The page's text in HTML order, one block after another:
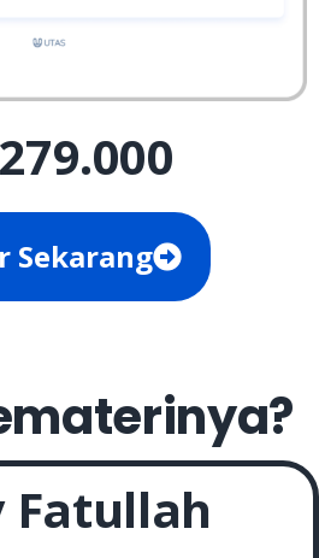
Sekarang
Fatullah